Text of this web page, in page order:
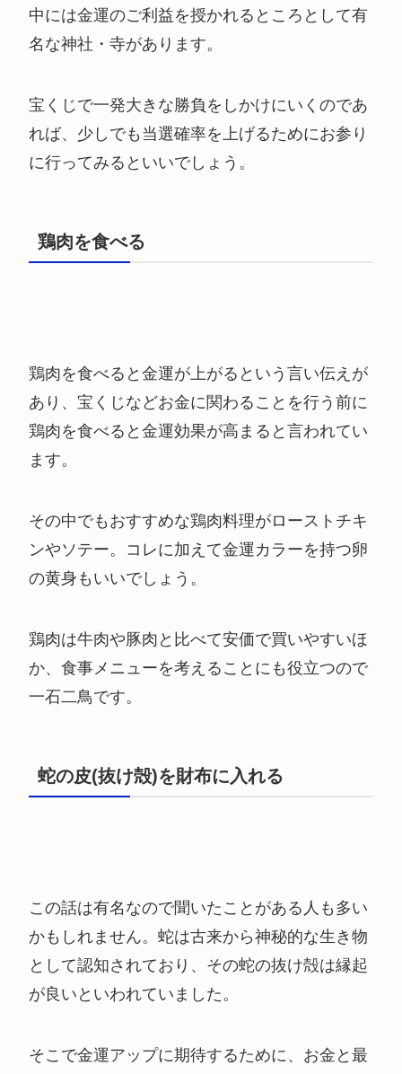
中には金運のご利益を授かれるところとして有
名な神社・寺があります。
宝くじで一発大きな勝負をしかけにいくのであ
れば、少しでも当選確率を上げるためにお参り
に行ってみるといいでしょう。
鶏肉を食べる
鶏肉を食べると金運が上がるという言い伝えが
あり、宝くじなどお金に関わることを行う前に
鶏肉を食べると金運効果が高まると言われてい
ます。
その中でもおすすめな鶏肉料理がローストチキ
ンやソテー。コレに加えて金運カラーを持つ卵
の黄身もいいでしょう。
鶏肉は牛肉や豚肉と比べて安価で買いやすいほ
か、食事メニューを考えることにも役立つので
一石二鳥です。
蛇の皮(抜け殻)を財布に入れる
この話は有名なので聞いたことがある人も多い
かもしれません。蛇は古来から神秘的な生き物
として認知されており、その蛇の抜け殻は縁起
が良いといわれていました。
そこで金運アップに期待するために、お金と最